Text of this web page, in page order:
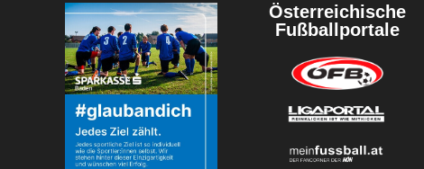
Österreichische
Fußballportale